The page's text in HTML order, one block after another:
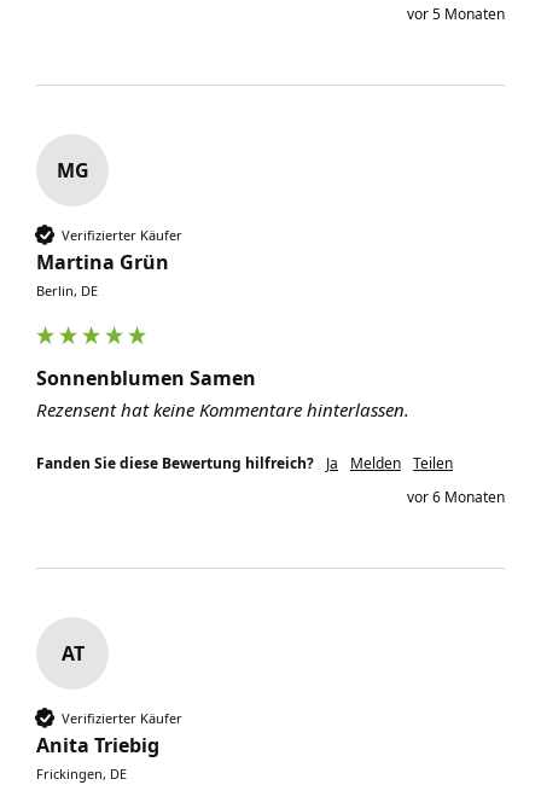
vor 5 Monaten
MG
Verifizierter Käufer
Martina Grün
Berlin, DE
Sonnenblumen Samen
Rezensent hat keine Kommentare hinterlassen.
Fanden Sie diese Bewertung hilfreich? Ja Melden Teilen
vor 6 Monaten
AT
Verifizierter Käufer
Anita Triebig
Frickingen, DE